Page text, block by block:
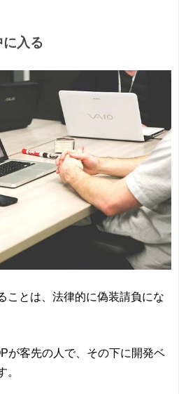
に入る
ことは、法律的に偽装請負にな
が客先の人で、その下に開発ベ
。